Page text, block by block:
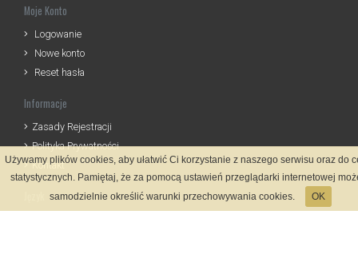
Moje Konto
Logowanie
Nowe konto
Reset hasła
Informacje
Zasady Rejestracji
Polityka Prywatności
Kontakt
Używamy plików cookies, aby ułatwić Ci korzystanie z naszego serwisu oraz do
statystycznych. Pamiętaj, że za pomocą ustawień przeglądarki internetowej
samodzielnie określić warunki przechowywania cookies.
OK